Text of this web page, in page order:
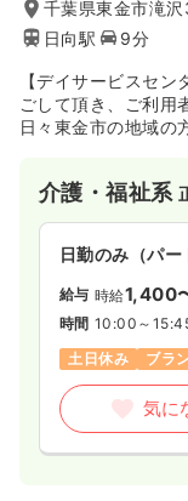
千葉県東金市滝
日向駅
9分
【デイサービスセ
ごして頂き、ご利用
日々東金市の地域の
介護・福祉系
日勤のみ（パー
給与 時給1,400
時間 10:00～
土日休み
ブラ
気に